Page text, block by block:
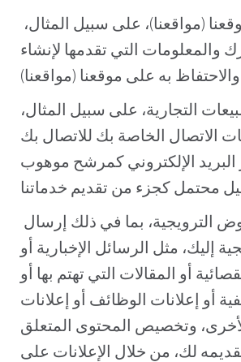
والمعلومات التي تقدمها لإنشاء
التجارية، على سبيل المثال،
الاتصال الخاصة بك للاتصال بك
الإلكتروني كمرشح موهوب
إليك، مثل الرسائل الإخبارية أو
أو المقالات التي تهتم بها أو
أو إعلانات الوظائف أو إعلانات
وتخصيص المحتوى المتعلق
لك، من خلال الإعلانات على